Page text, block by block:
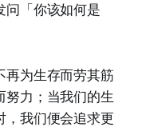
问「你该如何是
再为生存而劳其筋
努力；当我们的生
，我们便会追求更